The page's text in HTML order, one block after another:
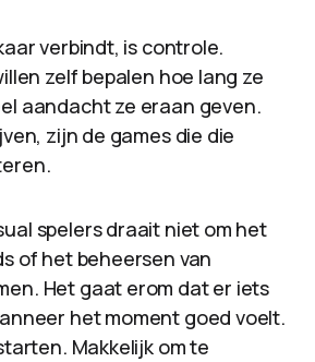
verbindt, is controle.
zelf bepalen hoe lang ze
aandacht ze eraan geven.
zijn de games die die
spelers draait niet om het
of het beheersen van
Het gaat erom dat er iets
het moment goed voelt.
Makkelijk om te